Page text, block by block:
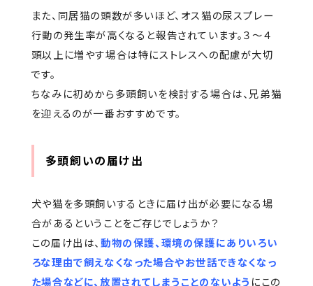
また、同居猫の頭数が多いほど、オス猫の尿スプレー
行動の発生率が高くなると報告されています。３〜４
頭以上に増やす場合は特にストレスへの配慮が大切
です。
ちなみに初めから多頭飼いを検討する場合は、兄弟猫
を迎えるのが一番おすすめです。
多頭飼いの届け出
犬や猫を多頭飼いするときに届け出が必要になる場
合があるということをご存じでしょうか？
この届け出は、 動物の保護、環境の保護にありいろい
ろな理由で飼えなくなった場合やお世話できなくなっ
た場合などに、放置されてしまうことのないよう にこの